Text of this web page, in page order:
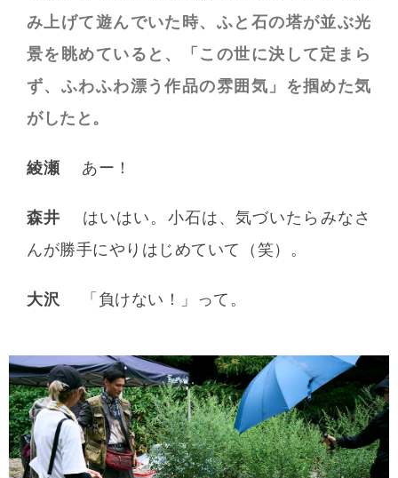
み上げて遊んでいた時、ふと石の塔が並ぶ光
景を眺めていると、「この世に決して定まら
ず、ふわふわ漂う作品の雰囲気」を掴めた気
がしたと。
綾瀬 あー！
森井
はいはい。小石は、気づいたらみなさ
んが勝手にやりはじめていて（笑）。
大沢 「負けない！」って。